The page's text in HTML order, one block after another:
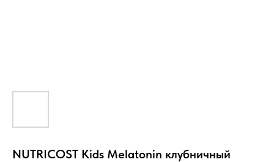
NUTRICOST Кids Melatonin клубничный